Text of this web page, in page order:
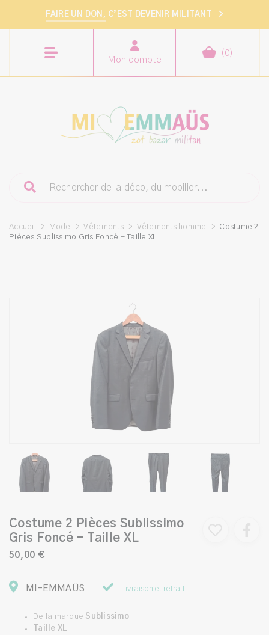
FAIRE UN DON, C’EST DEVENIR MILITANT >
Mon compte
( 0)
Accueil > Mode > Vêtements > Vêtements homme >
Costume 2
Pièces Sublissimo Gris Foncé - Taille XL
Costume 2 Pièces Sublissimo
Gris Foncé - Taille XL
50,00 €
MI-EMMAÜS Livraison et retrait
De la marque Sublissimo
Taille XL